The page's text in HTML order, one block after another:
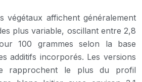
végétaux affichent généralement
plus variable, oscillant entre 2,8
100 grammes selon la base
additifs incorporés. Les versions
rapprochent le plus du profil